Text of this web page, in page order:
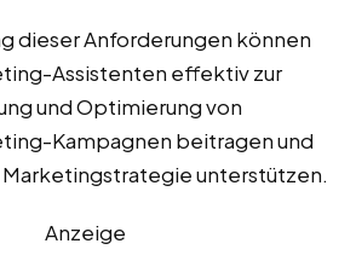
dieser Anforderungen können
Assistenten effektiv zur
und Optimierung von
Kampagnen beitragen und
unterstützen.
Anzeige